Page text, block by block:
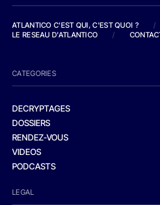
ATLANTICO C'EST QUI, C'EST QUOI ?
/
LE RESEAU D'ATLANTICO
/
CATEGORIES
DECRYPTAGES
DOSSIERS
RENDEZ-VOUS
VIDEOS
PODCASTS
LEGAL